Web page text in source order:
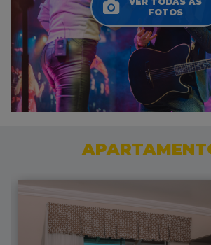
FOTOS